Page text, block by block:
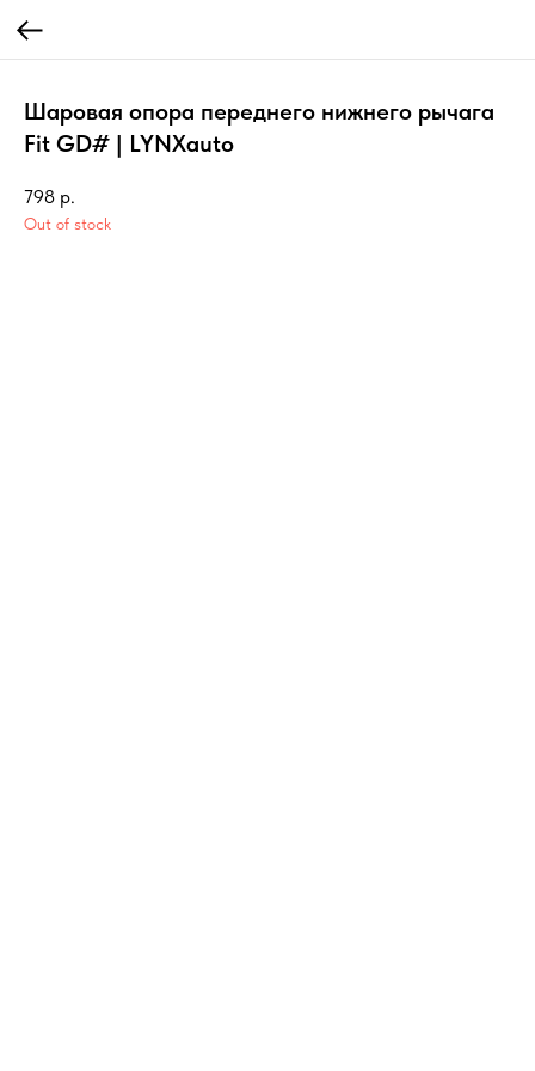
Шаровая опора переднего нижнего рычага
Fit GD# | LYNXauto
798 р.
Out of stock